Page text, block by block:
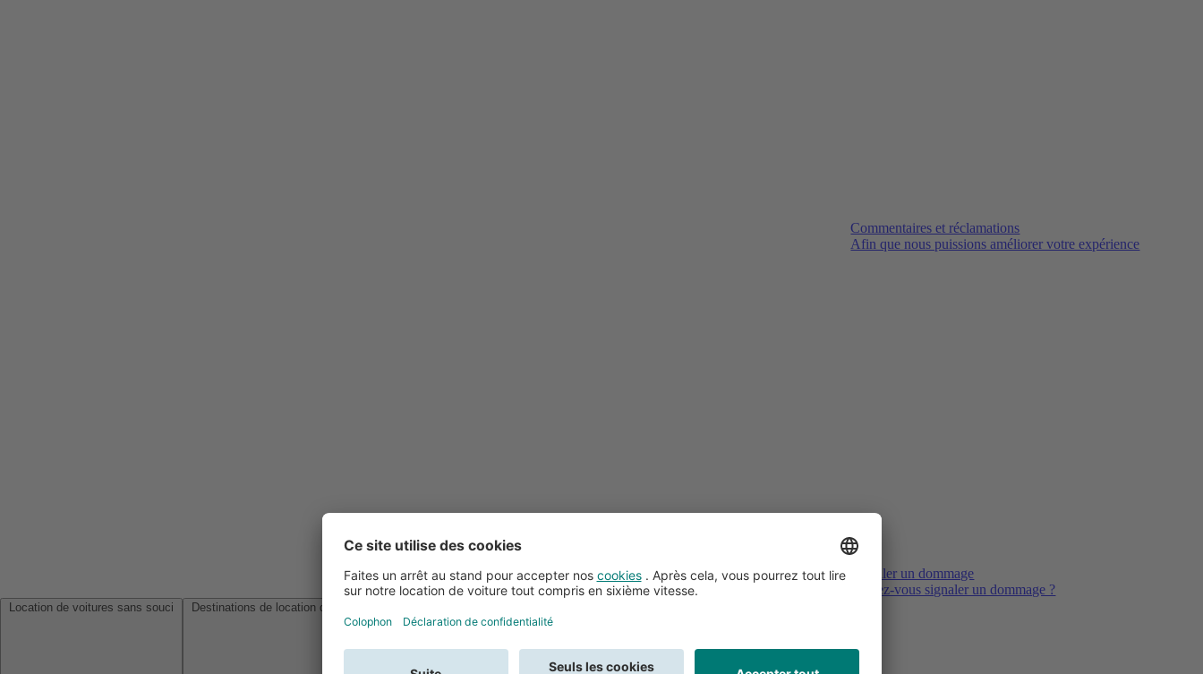
Commentaires et réclamations
Afin que nous puissions améliorer votre expérience
Signaler un dommage
Voulez-vous signaler un dommage ?